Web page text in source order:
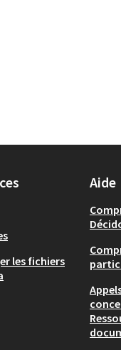
et biodiversité
les fichiers
Aide